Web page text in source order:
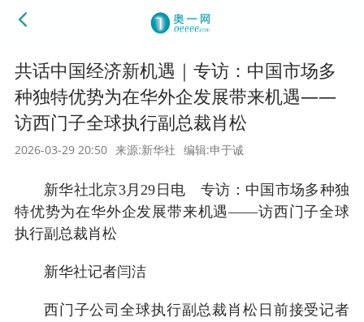
共话中国经济新机遇｜专访：中国市场多
种独特优势为在华外企发展带来机遇——
访西门子全球执行副总裁肖松
2026-03-29 20:50 来源:新华社 编辑:申于诚
新华社北京3月29日电 专访：中国市场多种独
特优势为在华外企发展带来机遇——访西门子全球
执行副总裁肖松
新华社记者闫洁
西门子公司全球执行副总裁肖松日前接受记者